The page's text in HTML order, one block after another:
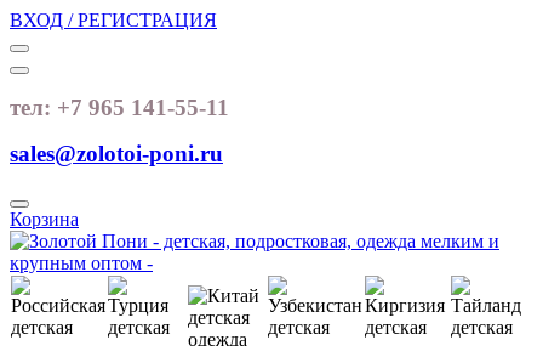
ВХОД / РЕГИСТРАЦИЯ
тел: +7 965 141-55-11
sales@zolotoi-poni.ru
Корзина